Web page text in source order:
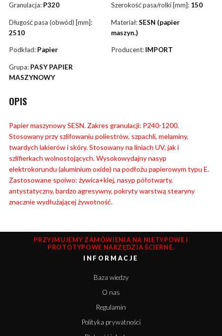
Granulacja: P320 Szerokość pasa/rolki [mm]: 150
Długość pasa (obwód) [mm]:
2510
Materiał:SESN (papier
maszyn.)
Podkład: Papier Producent: IMPORT
Grupa: PASY PAPIER
MASZYNOWY
OPIS
Papier maszynowySESN. Zakres granulacji: P240-1200.
Stosowany przy szlifowaniu poliestrów, szpachli, melaminy,
twardych lakierów i skóry. Stosowany na liniach UV, jak i
szlifierkach wolnostojących. Wysokowydajny nasyp
elektrokorundu (aluminium oxide) na podłożu papierowym typu E.
Zastosowane spoiwo: żywica+klej, nasyp półotwarty,
antystatyczny, bardzo agresywny, pokryty warstwą stearyny
znacznie wydłużającej żywotność.
PRZYJMUJEMY ZAMÓWIENIA NA NIETYPOWE I
PROTOTYPOWE NARZĘDZIA ŚCIERNE.
INFORMACJE
Baza wiedzy
O nas
Regulamin
Polityka prywatności